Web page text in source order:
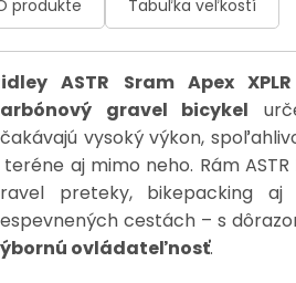
produkte Tabuľka veľkostí
ASTR Sram Apex
gravel bicykel
vysoký výkon,
aj mimo neho. Rám
preteky, bikepacking aj
cestách – s
ovládateľnosť.